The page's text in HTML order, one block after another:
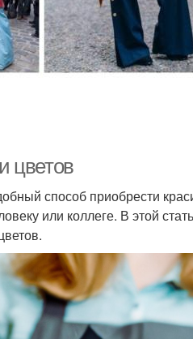
цветов
способ приобрести
или коллеге. В этой